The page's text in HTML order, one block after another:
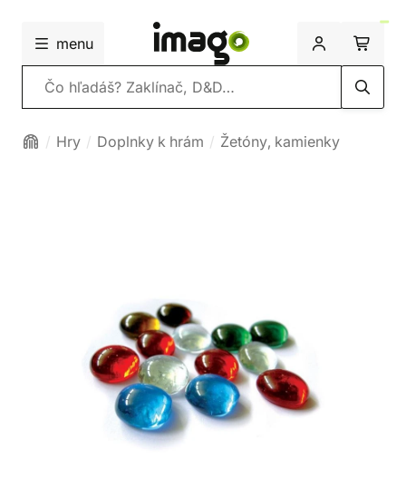
menu
Vyhľadávanie
Hry Doplnky k hrám Žetóny, kamienky